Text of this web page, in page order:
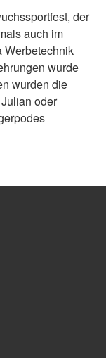
der
auch im
Werbetechnik
wurde
wurden die
oder